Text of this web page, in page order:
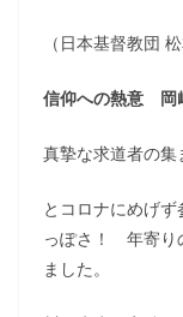
（日本基督教団
信仰への熱意
真摯な求道者の
とコロナにめげ
っぽさ！ 年寄り
ました。